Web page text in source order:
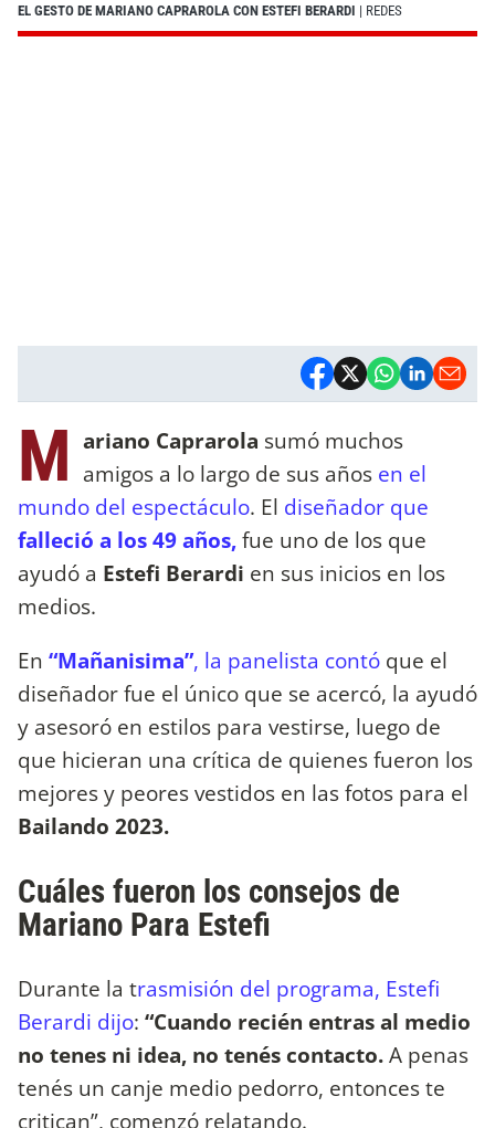
EL GESTO DE MARIANO CAPRAROLA CON ESTEFI BERARDI | REDES
M ariano Caprarola sumó muchos
amigos a lo largo de sus años en el
mundo del espectáculo. El diseñador que
falleció a los 49 años,fue uno de los que
ayudó a Estefi Berardi en sus inicios en los
medios.
En “Mañanisima”, la panelista contó que el
diseñador fue el único que se acercó, la ayudó
y asesoró en estilos para vestirse, luego de
que hicieran una crítica de quienes fueron los
mejores y peores vestidos en las fotos para el
Bailando 2023.
Cuáles fueron los consejos de
Mariano Para Estefi
Durante la trasmisión del programa, Estefi
Berardi dijo: “Cuando recién entras al medio
no tenes ni idea, no tenés contacto.A penas
tenés un canje medio pedorro, entonces te
critican”, comenzó relatando.